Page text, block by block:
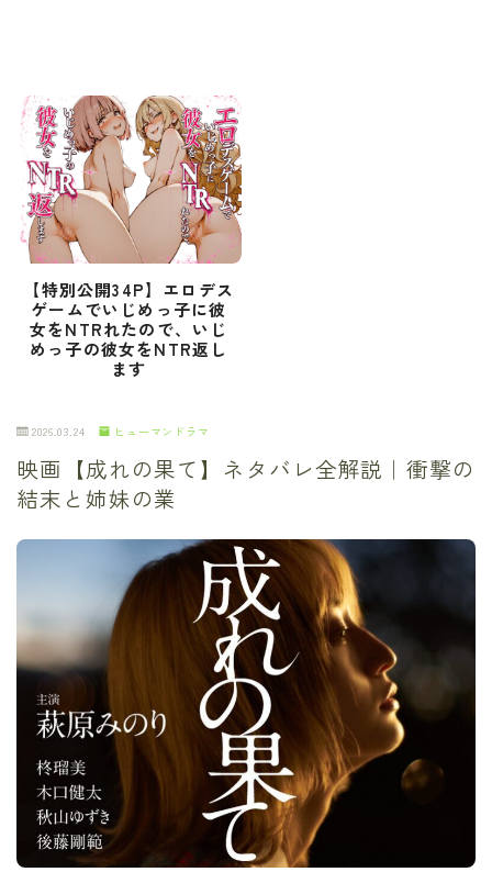
【特別公開34P】エロデス
ゲームでいじめっ子に彼
女をNTRれたので、いじ
めっ子の彼女をNTR返し
ます
2026.03.24 ヒューマンドラマ
映画【成れの果て】ネタバレ全解説｜衝撃の
結末と姉妹の業